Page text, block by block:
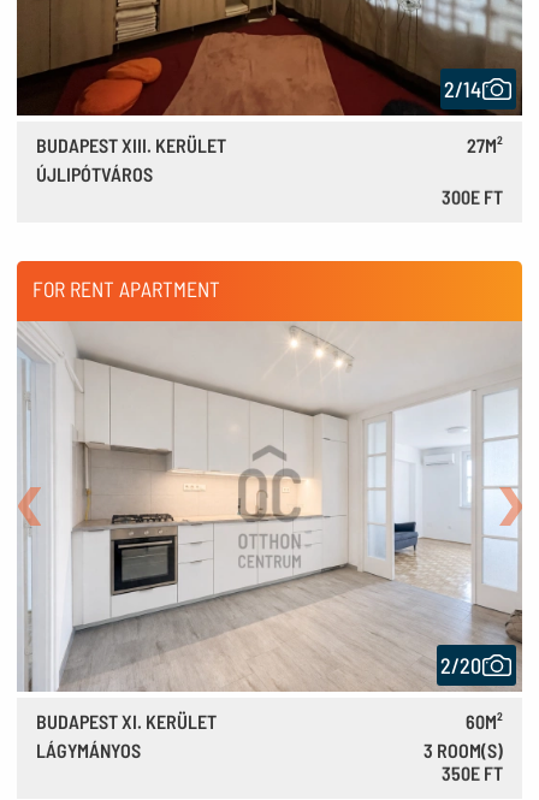
2/14
BUDAPEST XIII. KERÜLET
27M²
ÚJLIPÓTVÁROS
300E FT
FOR RENT APARTMENT
Back
2/20
BUDAPEST XI. KERÜLET
60M²
LÁGYMÁNYOS
3 ROOM(S)
350E FT